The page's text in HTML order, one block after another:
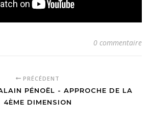
0 commentaire
PRÉCÉDENT
PÉNOËL - APPROCHE DE LA
4ÈME DIMENSION